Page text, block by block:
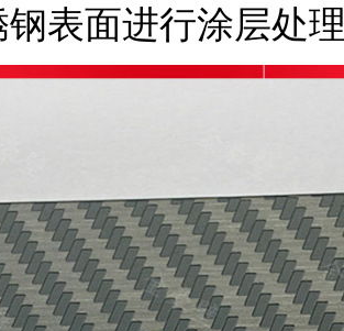
表面进行涂层处